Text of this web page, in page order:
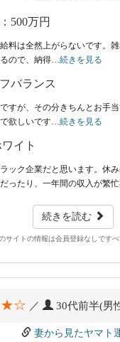
500万円
料は全然上がらないです。
ので、納得… 続きを見る
バランス
すが、その分きちんとお手
欲しいです… 続きを見る
イト
ック企業だと思います。休
ったり、一年間の収入が繁
続きを読む
サイトの情報は会員登録なしです
／ 30代前半(男
妻から見たヤマト